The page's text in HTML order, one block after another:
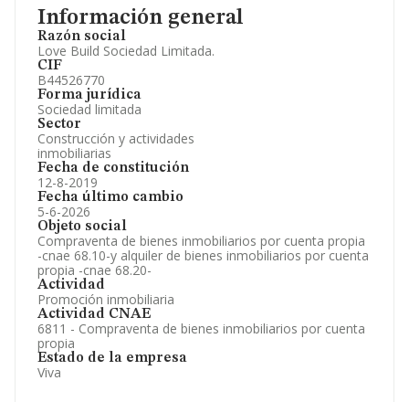
Información general
Razón social
Love Build Sociedad Limitada.
CIF
B44526770
Forma jurídica
Sociedad limitada
Sector
Construcción y actividades
inmobiliarias
Fecha de constitución
12-8-2019
Fecha último cambio
5-6-2026
Objeto social
Compraventa de bienes inmobiliarios por cuenta propia
-cnae 68.10-y alquiler de bienes inmobiliarios por cuenta
propia -cnae 68.20-
Actividad
Promoción inmobiliaria
Actividad CNAE
6811 - Compraventa de bienes inmobiliarios por cuenta
propia
Estado de la empresa
Viva
Información oficial y registral complementaria.